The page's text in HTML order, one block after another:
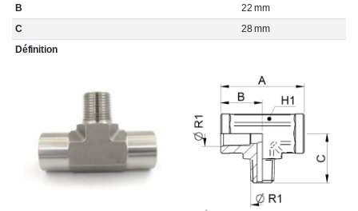
B
22 mm
C
28 mm
Définition